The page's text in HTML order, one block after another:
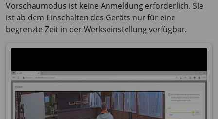
Vorschaumodus ist keine Anmeldung erforderlich. Sie
ist ab dem Einschalten des Geräts nur für eine
begrenzte Zeit in der Werkseinstellung verfügbar.